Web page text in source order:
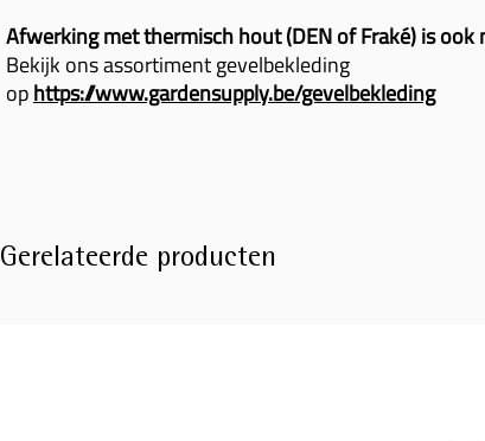
Afwerking met thermisch hout (DEN of Fraké) is ook
Bekijk ons assortiment gevelbekleding
ophttps://www.gardensupply.be/gevelbekleding
Gerelateerde producten